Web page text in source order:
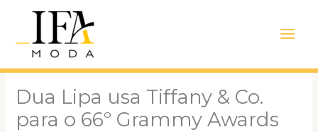
conteúdo
Menu
Dua Lipa usa Tiffany & Co.
para o 66º Grammy Awards